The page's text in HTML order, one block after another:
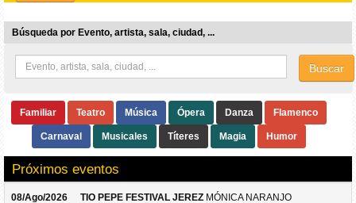
Búsqueda por Evento, artista, sala, ciudad, ...
Buscar
Familiar Teatro Música Ópera Danza Flamenco
Carnaval Musicales Títeres Magia Humor
Próximos eventos
08/Ago/2026 TIO PEPE FESTIVAL JEREZ MÓNICA NARANJO